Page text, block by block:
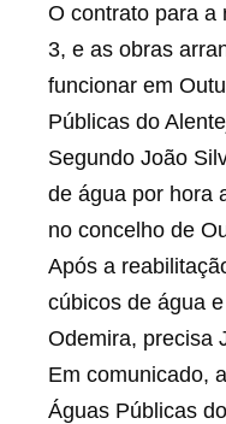
O contrato para a
3, e as obras
funcionar em
Públicas do
Segundo João
de água por hora
no concelho de
Após a
cúbicos de água
Odemira, precisa
Em comunicado,
Águas Públicas